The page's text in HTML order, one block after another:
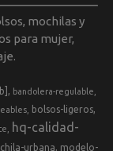
mochilas y
para mujer,
bandolera-regulable
bolsos-ligeros
hq-calidad-
urbana
modelo-